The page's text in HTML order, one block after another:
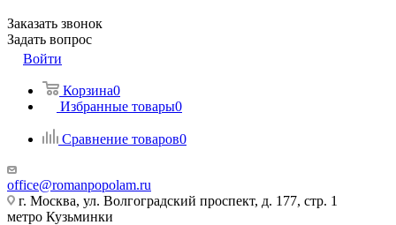
Заказать звонок
Задать вопрос
Войти
Корзина0
Избранные товары0
Сравнение товаров0
office@romanpopolam.ru
г. Москва, ул. Волгоградский проспект, д. 177, стр. 1
метро Кузьминки